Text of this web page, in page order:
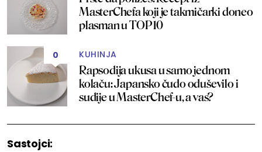
MasterChefa koji je takmičarki doneo
plasman u TOP 10
0 KUHINJA
Rapsodija ukusa u samo jednom
kolaču: Japansko čudo oduševilo i
sudije u MasterChef-u, a vas?
Sastojci: